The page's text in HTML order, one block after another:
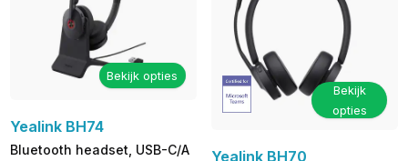
Bekijk opties
Yealink BH74
Bluetooth headset, USB-C/A
Bekijk
opties
Yealink BH70